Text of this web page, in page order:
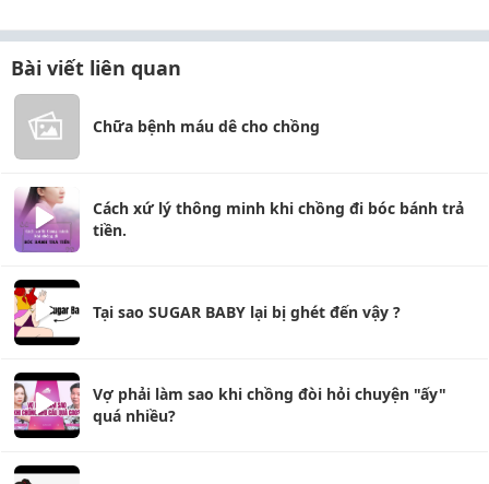
Bài viết liên quan
Chữa bệnh máu dê cho chồng
Cách xứ lý thông minh khi chồng đi bóc bánh trả
tiền.
Tại sao SUGAR BABY lại bị ghét đến vậy ?
Vợ phải làm sao khi chồng đòi hỏi chuyện "ấy"
quá nhiều?